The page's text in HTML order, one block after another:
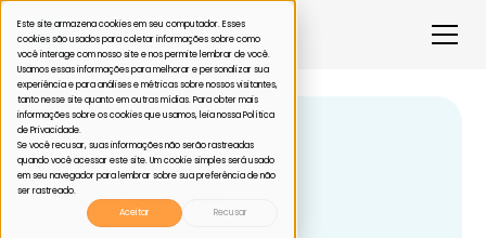
Este site armazena cookies em seu computador. Esses
cookies são usados para coletar informações sobre como
você interage com nosso site e nos permite lembrar de você.
Usamos essas informações para melhorar e personalizar sua
experiência e para análises e métricas sobre nossos visitantes,
tanto nesse site quanto em outras mídias. Para obter mais
informações sobre os cookies que usamos, leia nossa Política
de Privacidade.
Se você recusar, suas informações não serão rastreadas
quando você acessar este site. Um cookie simples será usado
em seu navegador para lembrar sobre sua preferência de não
ser rastreado.
Aceitar
Recusar
Voltar
Saúde corporativa